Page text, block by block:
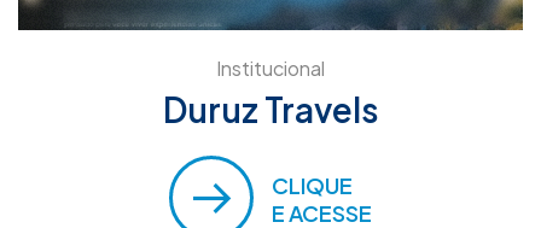
Institucional
Duruz Travels
CLIQUE
E ACESSE